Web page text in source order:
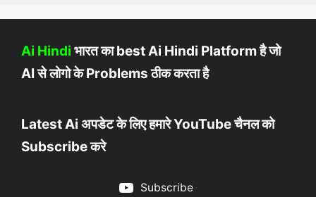
Ai Hindi भारत का best Ai Hindi Platform है जो
AI से लोगो के Problems ठीक करता है
Latest Ai अपडेट के लिए हमारे YouTube चैनल को
Subscribe करे
Subscribe